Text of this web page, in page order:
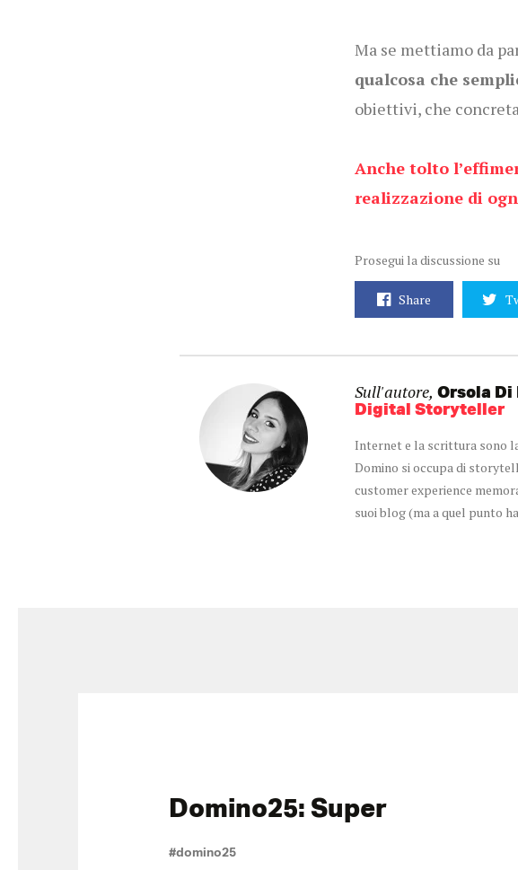
Ma se mettiamo da
qualcosa che
obiettivi, che
Anche tolto
realizzazione di
Prosegui la discussione su
Share
Sull'autore, Orsola Di
Digital Storyteller
Internet e la scrittura sono
Domino si occupa di
customer experience
suoi blog (ma a quel punto
Domino25: Super
#domino25